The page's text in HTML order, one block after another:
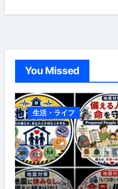
You Missed
生活・ライフ